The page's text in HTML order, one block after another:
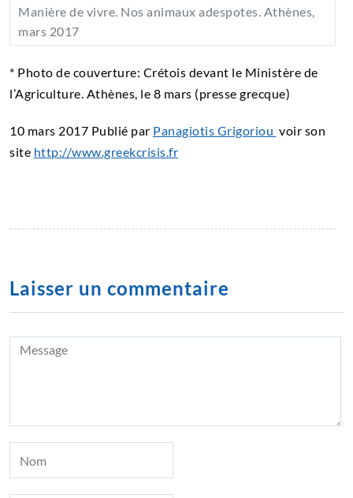
Manière de vivre. Nos animaux adespotes. Athènes,
mars 2017
* Photo de couverture: Crétois devant le Ministère de
l’Agriculture. Athènes, le 8 mars (presse grecque)
10 mars 2017 Publié par Panagiotis Grigoriou voir son
site http://www.greekcrisis.fr
Laisser un commentaire